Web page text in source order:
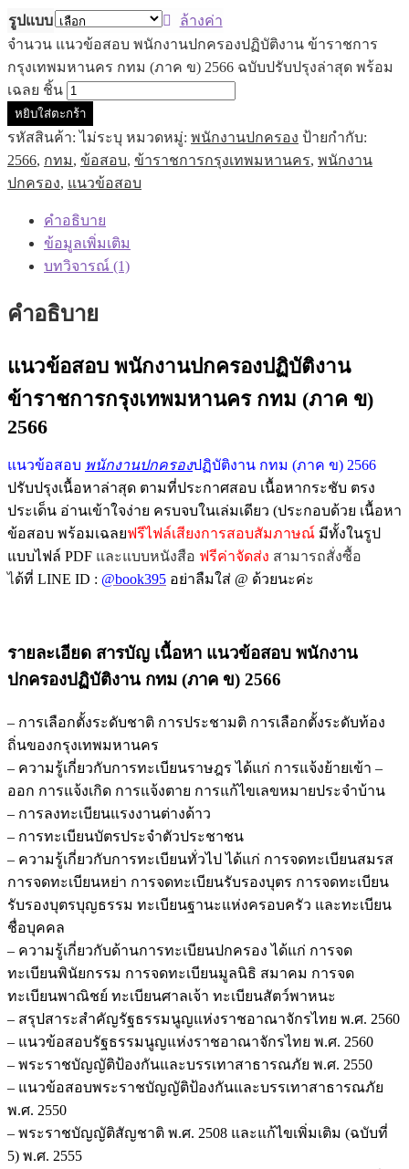
รูปแบบ
ล้างค่า
จำนวน แนวข้อสอบ พนักงานปกครองปฏิบัติงาน ข้าราชการ
กรุงเทพมหานคร กทม (ภาค ข) 2566 ฉบับปรับปรุงล่าสุด พร้อม
เฉลย ชิ้น
หยิบใส่ตะกร้า
รหัสสินค้า:ไม่ระบุ หมวดหมู่: พนักงานปกครอง ป้ายกำกับ:
2566, กทม, ข้อสอบ, ข้าราชการกรุงเทพมหานคร, พนักงาน
ปกครอง, แนวข้อสอบ
คำอธิบาย
ข้อมูลเพิ่มเติม
บทวิจารณ์ (1)
คำอธิบาย
แนวข้อสอบ พนักงานปกครองปฏิบัติงาน
ข้าราชการกรุงเทพมหานคร กทม (ภาค ข)
2566
แนวข้อสอบ พนักงานปกครองปฏิบัติงาน กทม (ภาค ข) 2566
ปรับปรุงเนื้อหาล่าสุด ตามที่ประกาศสอบ เนื้อหากระชับ ตรง
ประเด็น อ่านเข้าใจง่าย ครบจบในเล่มเดียว (ประกอบด้วย เนื้อหา
ข้อสอบ พร้อมเฉลยฟรีไฟล์เสียงการสอบสัมภาษณ์ มีทั้งในรูป
แบบไฟล์ PDF และแบบหนังสือ ฟรีค่าจัดส่ง สามารถสั่งซื้อ
ได้ที่ LINE ID : @book395 อย่าลืมใส่ @ ด้วยนะค่ะ
รายละเอียด สารบัญ เนื้อหา แนวข้อสอบ พนักงาน
ปกครองปฏิบัติงาน กทม (ภาค ข) 2566
– การเลือกตั้งระดับชาติ การประชามติ การเลือกตั้งระดับท้อง
ถิ่นของกรุงเทพมหานคร
– ความรู้เกี่ยวกับการทะเบียนราษฎร ได้แก่ การแจ้งย้ายเข้า –
ออก การแจ้งเกิด การแจ้งตาย การแก้ไขเลขหมายประจำบ้าน
– การลงทะเบียนแรงงานต่างด้าว
– การทะเบียนบัตรประจำตัวประชาชน
– ความรู้เกี่ยวกับการทะเบียนทั่วไป ได้แก่ การจดทะเบียนสมรส
การจดทะเบียนหย่า การจดทะเบียนรับรองบุตร การจดทะเบียน
รับรองบุตรบุญธรรม ทะเบียนฐานะแห่งครอบครัว และทะเบียน
ชื่อบุคคล
– ความรู้เกี่ยวกับด้านการทะเบียนปกครอง ได้แก่ การจด
ทะเบียนพินัยกรรม การจดทะเบียนมูลนิธิ สมาคม การจด
ทะเบียนพาณิชย์ ทะเบียนศาลเจ้า ทะเบียนสัตว์พาหนะ
– สรุปสาระสำคัญรัฐธรรมนูญแห่งราชอาณาจักรไทย พ.ศ. 2560
– แนวข้อสอบรัฐธรรมนูญแห่งราชอาณาจักรไทย พ.ศ. 2560
– พระราชบัญญัติป้องกันและบรรเทาสาธารณภัย พ.ศ. 2550
– แนวข้อสอบพระราชบัญญัติป้องกันและบรรเทาสาธารณภัย
พ.ศ. 2550
– พระราชบัญญัติสัญชาติ พ.ศ. 2508 และแก้ไขเพิ่มเติม (ฉบับที่
5) พ.ศ. 2555